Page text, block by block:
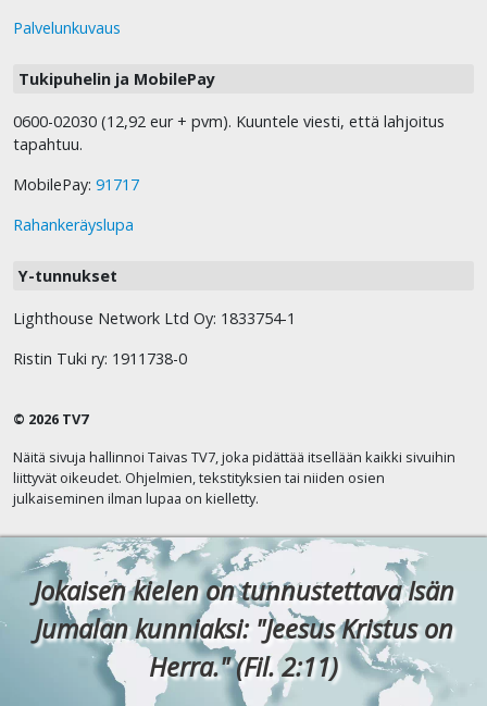
Palvelunkuvaus
Tukipuhelin ja MobilePay
0600-02030 (12,92 eur + pvm). Kuuntele viesti, että lahjoitus
tapahtuu.
MobilePay: 91717
Rahankeräyslupa
Y-tunnukset
Lighthouse Network Ltd Oy: 1833754-1
Ristin Tuki ry: 1911738-0
© 2026 TV7
Näitä sivuja hallinnoi Taivas TV7, joka pidättää itsellään kaikki sivuihin
liittyvät oikeudet. Ohjelmien, tekstityksien tai niiden osien
julkaiseminen ilman lupaa on kielletty.
Jokaisen kielen on tunnustettava Isän
Jumalan kunniaksi: "Jeesus Kristus on
Herra." (Fil. 2:11)